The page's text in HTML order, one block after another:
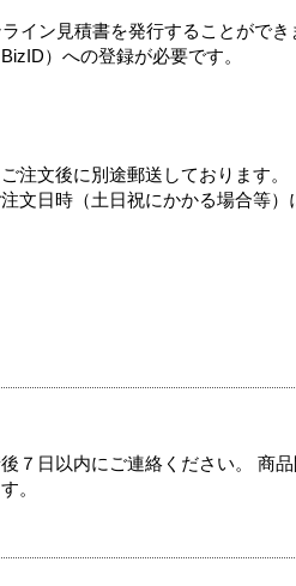
イン見積書を発行することができ
）への登録が必要です。
注文後に別途郵送しております。
文日時（土日祝にかかる場合等
７日以内にご連絡ください。 商
。